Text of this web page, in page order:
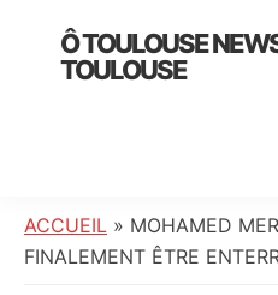
primary
Ô TOULOUSE
TOULOUSE
:
info
ACCUEIL » MOHAMED
FINALEMENT ÊTRE